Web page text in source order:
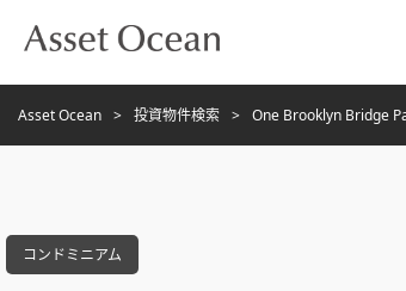
Asset Ocean 投資物件検索 One Brooklyn Bridge
コンドミニアム